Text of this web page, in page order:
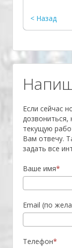
< Назад
Если сейчас
дозвониться,
текущую
Вам отвечу.
задать все
Ваше имя
Email (по
Телефон